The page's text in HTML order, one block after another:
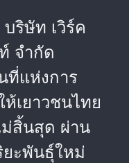
ริษัท เวิร์ค
จำกัด
ที่แห่งการ
ห้เยาวชนไทย
สิ้นสุด ผ่าน
ะพันธุ์ใหม่